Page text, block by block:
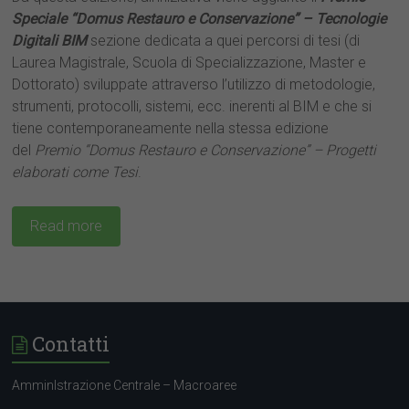
Speciale “Domus Restauro e Conservazione” – Tecnologie
Digitali BIM sezione dedicata a quei percorsi di tesi (di
Laurea Magistrale, Scuola di Specializzazione, Master e
Dottorato) sviluppate attraverso l’utilizzo di metodologie,
strumenti, protocolli, sistemi, ecc. inerenti al BIM e che si
tiene contemporaneamente nella stessa edizione
del Premio “Domus Restauro e Conservazione” – Progetti
elaborati come Tesi.
Read more
Contatti
AmminIstrazione Centrale – Macroaree